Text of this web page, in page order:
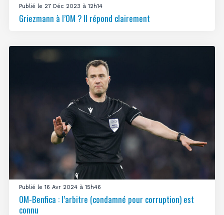
Publié le 27 Déc 2023 à 12h14
Griezmann à l’OM ? Il répond clairement
Publié le 16 Avr 2024 à 15h46
OM-Benfica : l’arbitre (condamné pour corruption) est
connu